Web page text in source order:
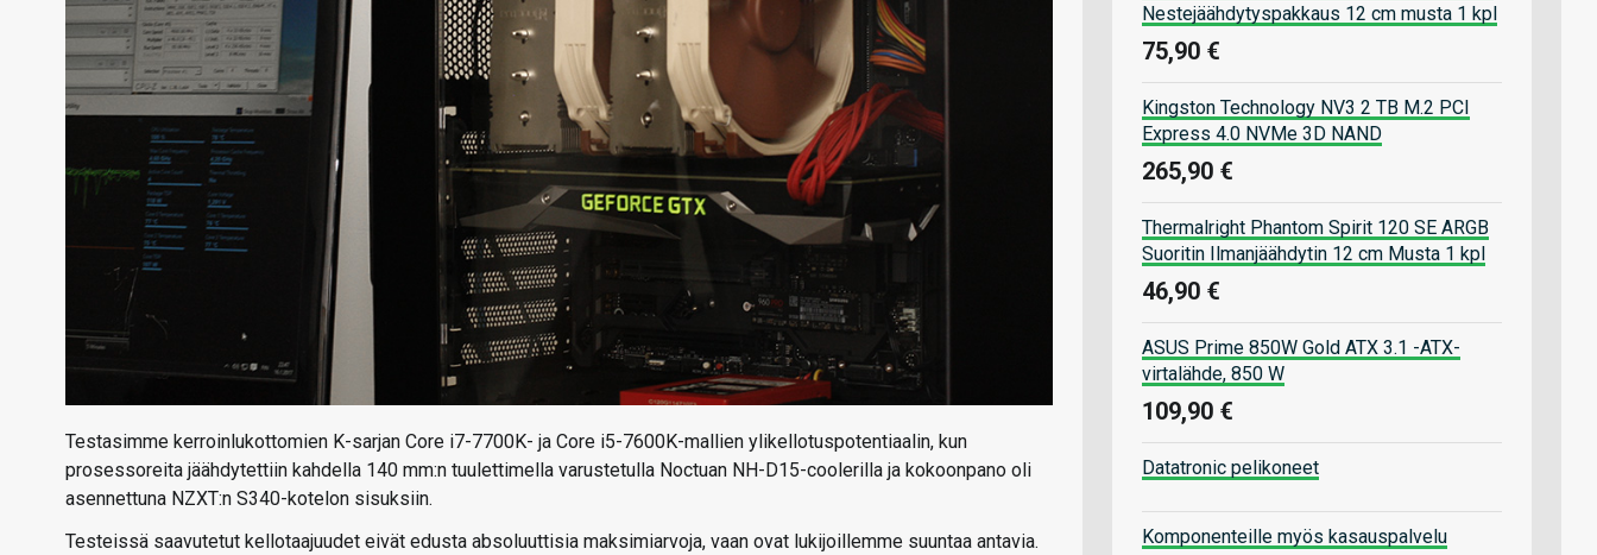
Testasimme kerroinlukottomien K-sarjan Core i7-7700K- ja Core i5-7600K-mallien ylikellotuspotentiaalin, kun
prosessoreita jäähdytettiin kahdella 140 mm:n tuulettimella varustetulla Noctuan NH-D15-coolerilla ja kokoonpano oli
asennettuna NZXT:n S340-kotelon sisuksiin.
Testeissä saavutetut kellotaajuudet eivät edusta absoluuttisia maksimiarvoja, vaan ovat lukijoillemme suuntaa antavia.
Nestejäähdytyspakkaus 12 cm musta 1 kpl
75,90 €
Kingston Technology NV3 2 TB M.2 PCI
Express 4.0 NVMe 3D NAND
265,90 €
Thermalright Phantom Spirit 120 SE ARGB
Suoritin Ilmanjäähdytin 12 cm Musta 1 kpl
46,90 €
ASUS Prime 850W Gold ATX 3.1 -ATX-
virtalähde, 850 W
109,90 €
Datatronic pelikoneet
Komponenteille myös kasauspalvelu